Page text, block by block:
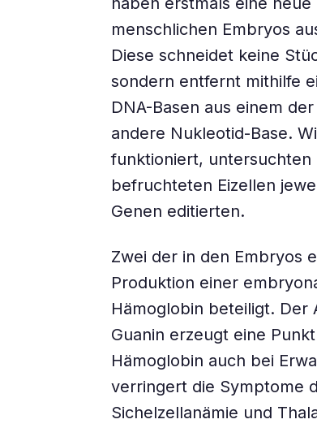
menschlichen Embryos
Diese schneidet keine
sondern entfernt mithilfe
DNA-Basen aus einem
andere Nukleotid-Base.
funktioniert, untersuchten
befruchteten Eizellen
Genen editierten.
Zwei der in den Embryos
Produktion einer
Hämoglobin beteiligt. Der
Guanin erzeugt eine
Hämoglobin auch bei
verringert die Symptome
Sichelzellanämie und